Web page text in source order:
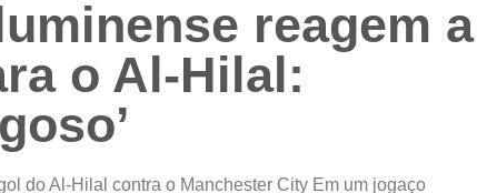
reagem a
o Al-Hilal:
do Al-Hilal contra o Manchester City Em um jogaço